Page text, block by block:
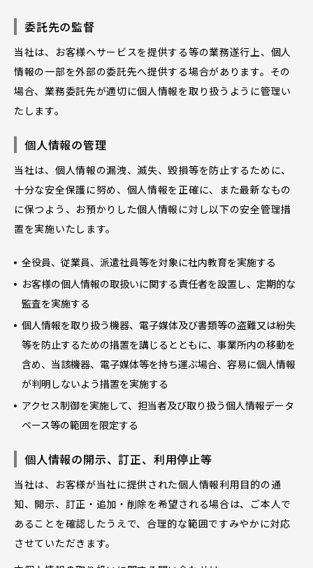
委託先の監督
当社は、お客様へサービスを提供する等の業務遂行上、個人
情報の一部を外部の委託先へ提供する場合があります。その
場合、業務委託先が適切に個人情報を取り扱うように管理い
たします。
個人情報の管理
当社は、個人情報の漏洩、滅失、毀損等を防止するために、
十分な安全保護に努め、個人情報を正確に、また最新なもの
に保つよう、お預かりした個人情報に対し以下の安全管理措
置を実施いたします。
全役員、従業員、派遣社員等を対象に社内教育を実施する
お客様の個人情報の取扱いに関する責任者を設置し、定期的な
監査を実施する
個人情報を取り扱う機器、電子媒体及び書類等の盗難又は紛失
等を防止するための措置を講じるとともに、事業所内の移動を
含め、当該機器、電子媒体等を持ち運ぶ場合、容易に個人情報
が判明しないよう措置を実施する
アクセス制御を実施して、担当者及び取り扱う個人情報データ
ベース等の範囲を限定する
個人情報の開示、訂正、利用停止等
当社は、お客様が当社に提供された個人情報利用目的の通
知、開示、訂正・追加・削除を希望される場合は、ご本人で
あることを確認したうえで、合理的な範囲ですみやかに対応
させていただきます。